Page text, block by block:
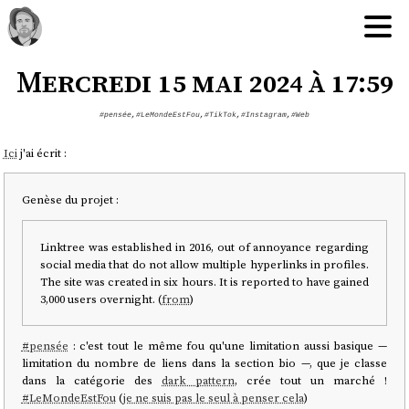
Mercredi 15 mai 2024 à 17:59
#pensée, #LeMondeEstFou, #TikTok, #Instagram, #Web
Icij'ai écrit :
Genèse du projet :
Linktree was established in 2016, out of annoyance regarding
social media that do not allow multiple hyperlinks in profiles.
The site was created in six hours. It is reported to have gained
3,000 users overnight. (from)
#pensée : c'est tout le même fou qu'une limitation aussi basique —
limitation du nombre de liens dans la section bio —, que je classe
dans la catégorie desdark pattern, crée tout un marché !
#LeMondeEstFou(je ne suis pas le seul à penser cela)